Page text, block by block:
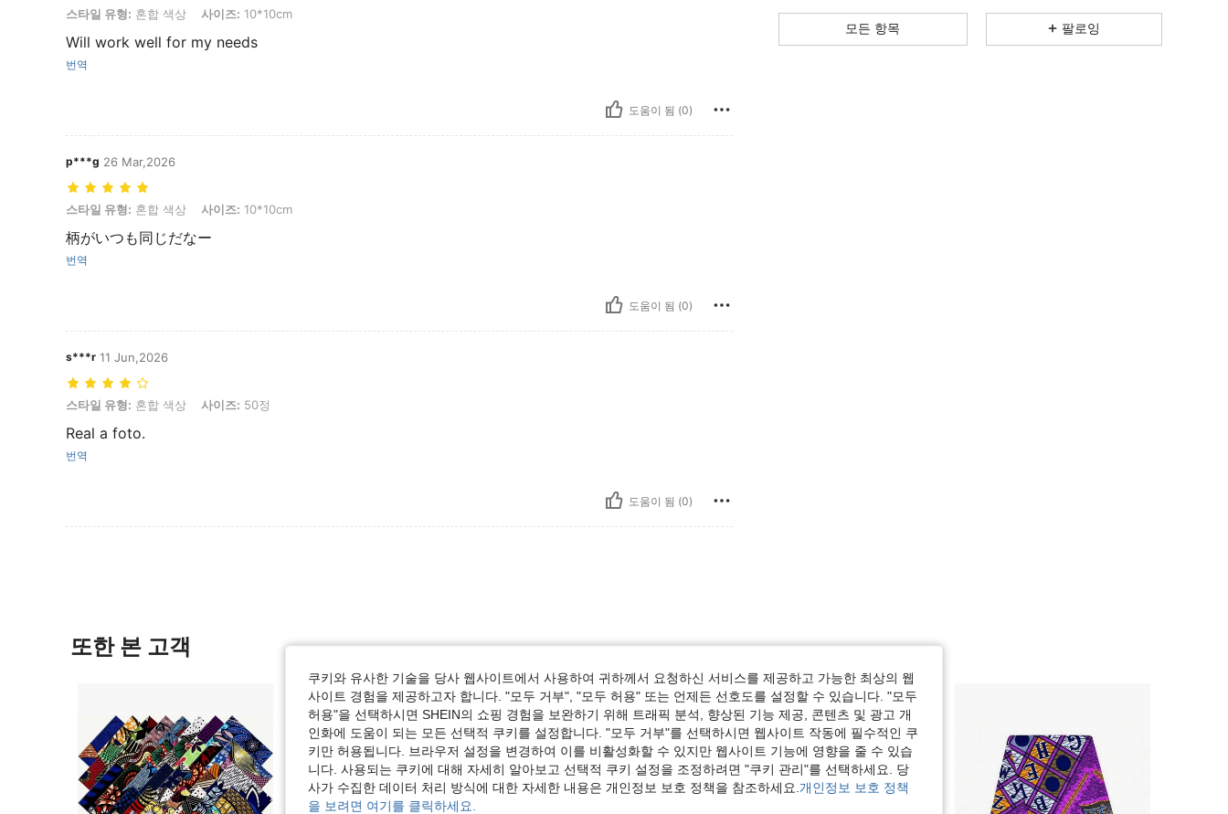
스타일 유형: 혼합 색상, 사이즈: 10*10cm
스타일 유형: 혼합 색상 사이즈: 10*10cm
Will work well for my needs
번역
도움이 됨 (0)
p***g 26 Mar,2026
스타일 유형: 혼합 색상, 사이즈: 10*10cm
스타일 유형: 혼합 색상 사이즈: 10*10cm
柄がいつも同じだなー
번역
도움이 됨 (0)
s***r 11 Jun,2026
스타일 유형: 혼합 색상, 사이즈: 50정
스타일 유형: 혼합 색상 사이즈: 50정
Real a foto.
번역
도움이 됨 (0)
4.75 40 205
4.75 40 205
모든 항목 팔로잉
또한 본 고객
쿠키와 유사한 기술을 당사 웹사이트에서 사용하여 귀하께서 요청하신 서비스를 제공하고 가능한 최상의 웹
사이트 경험을 제공하고자 합니다. "모두 거부", "모두 허용" 또는 언제든 선호도를 설정할 수 있습니다. "모두
허용"을 선택하시면 SHEIN의 쇼핑 경험을 보완하기 위해 트래픽 분석, 향상된 기능 제공, 콘텐츠 및 광고 개
인화에 도움이 되는 모든 선택적 쿠키를 설정합니다. "모두 거부"를 선택하시면 웹사이트 작동에 필수적인 쿠
키만 허용됩니다. 브라우저 설정을 변경하여 이를 비활성화할 수 있지만 웹사이트 기능에 영향을 줄 수 있습
니다. 사용되는 쿠키에 대해 자세히 알아보고 선택적 쿠키 설정을 조정하려면 "쿠키 관리"를 선택하세요. 당
사가 수집한 데이터 처리 방식에 대한 자세한 내용은 개인정보 보호 정책을 참조하세요. 개인정보 보호 정책
을 보려면 여기를 클릭하세요.